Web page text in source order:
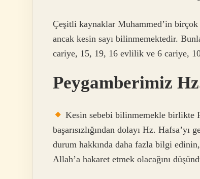
Çeşitli kaynaklar Muhammed’in
ancak kesin sayı bilinmemektedir.
cariye, 15, 19, 16 evlilik ve 6 cariye,
Peygamberimiz
Kesin sebebi bilinmemekle birlikte
başarısızlığından dolayı Hz.
durum hakkında daha fazla bilgi
Allah’a hakaret etmek olacağını